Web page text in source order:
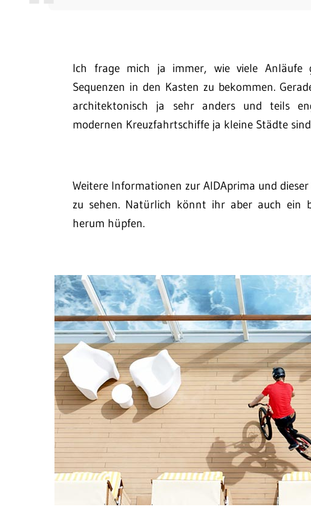
Ich frage mich ja immer, wie viele Anläufe
Sequenzen in den Kasten zu bekommen.
architektonisch ja sehr anders und teils
modernen Kreuzfahrtschiffe ja kleine Städte
Weitere Informationen zur AIDAprima und
zu sehen. Natürlich könnt ihr aber auch ein
herum hüpfen.